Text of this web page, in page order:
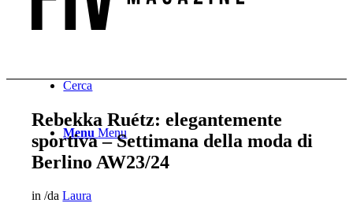
Cerca
Menu Menu
Rebekka Ruétz: elegantemente
sportiva – Settimana della moda di
Berlino AW23/24
in/daLaura